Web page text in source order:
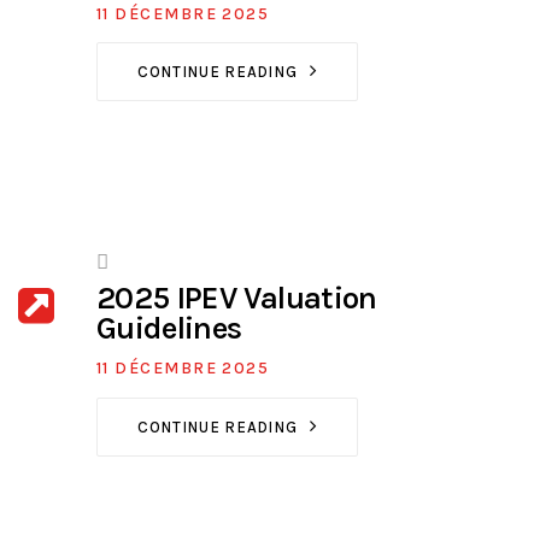
11 DÉCEMBRE 2025
CONTINUE READING
2025 IPEV Valuation
Guidelines
11 DÉCEMBRE 2025
CONTINUE READING